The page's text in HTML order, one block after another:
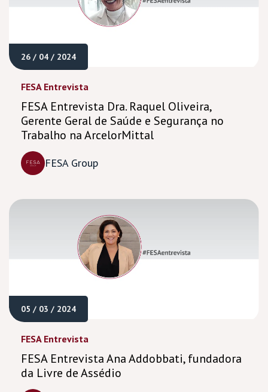
26 / 04 / 2024
FESA Entrevista
FESA Entrevista Dra. Raquel Oliveira,
Gerente Geral de Saúde e Segurança no
Trabalho na ArcelorMittal
FESA Group
05 / 03 / 2024
FESA Entrevista
FESA Entrevista Ana Addobbati, fundadora
da Livre de Assédio